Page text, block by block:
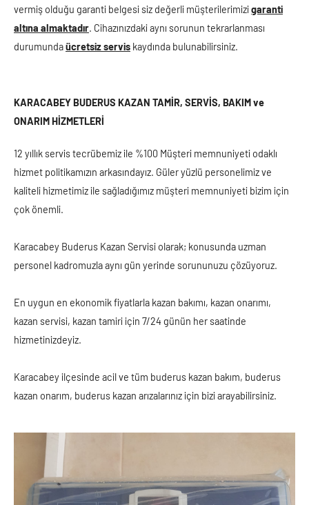
vermiş olduğu garanti belgesi siz değerli müşterilerimizigaranti
altına almaktadır. Cihazınızdaki aynı sorunun tekrarlanması
durumundaücretsiz servis kaydında bulunabilirsiniz.
KARACABEY BUDERUS KAZAN TAMİR, SERVİS, BAKIM ve
ONARIM HİZMETLERİ
12 yıllık servis tecrübemiz ile %100 Müşteri memnuniyeti odaklı
hizmet politikamızın arkasındayız. Güler yüzlü personelimiz ve
kaliteli hizmetimiz ile sağladığımız müşteri memnuniyeti bizim için
çok önemli.
Karacabey Buderus Kazan Servisi olarak; konusunda uzman
personel kadromuzla aynı gün yerinde sorununuzu çözüyoruz.
En uygun en ekonomik fiyatlarla kazan bakımı, kazan onarımı,
kazan servisi, kazan tamiri için 7/24 günün her saatinde
hizmetinizdeyiz.
Karacabey ilçesinde acil ve tüm buderus kazan bakım, buderus
kazan onarım, buderus kazan arızalarınız için bizi arayabilirsiniz.